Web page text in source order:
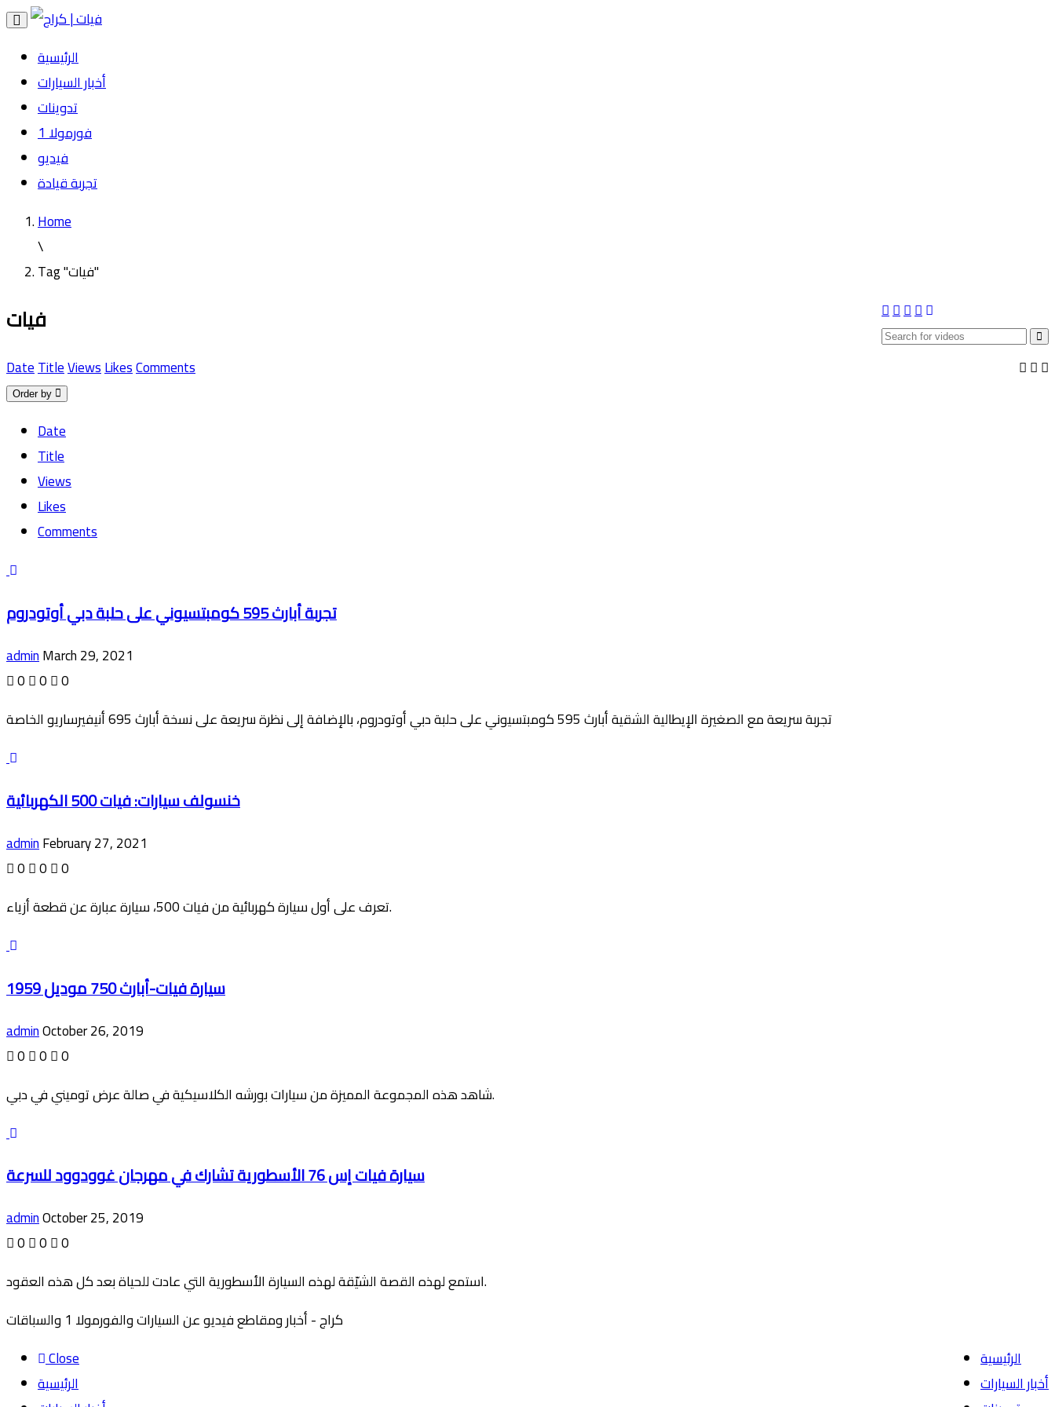
Toggle
الرئيسية
أخبار السيارات
تدوينات
فورمولا 1
فيديو
تجربة قيادة
Home
\
Tag "فيات"
فيات
DateTitleViewsLikesComments
Order by
Date
Title
Views
Likes
Comments
تجربة أبارث 595 كومبتسيوني على حلبة دبي أوتودروم
adminMarch 29, 2021
0 0 0
تجربة سريعة مع الصغيرة الإيطالية الشقية أبارث 595 كومبتسيوني على حلبة دبي أوتودروم، بالإضافة إلى نظرة سريعة على نسخة أبارث 695 أنيفيرساريو الخاصة
خنسولف سيارات: فيات 500 الكهربائية
adminFebruary 27, 2021
0 0 0
تعرف على أول سيارة كهربائية من فيات 500، سيارة عبارة عن قطعة أزياء.
سيارة فيات-أبارث 750 موديل 1959
adminOctober 26, 2019
0 0 0
شاهد هذه المجموعة المميزة من سيارات بورشه الكلاسيكية في صالة عرض توميني في دبي.
سيارة فيات إس 76 الأسطورية تشارك في مهرجان غوودوود للسرعة
adminOctober 25, 2019
0 0 0
استمع لهذه القصة الشيّقة لهذه السيارة الأسطورية التي عادت للحياة بعد كل هذه العقود.
كراج - أخبار ومقاطع فيديو عن السيارات والفورمولا 1 والسباقات
الرئيسية
أخبار السيارات
Close
الرئيسية